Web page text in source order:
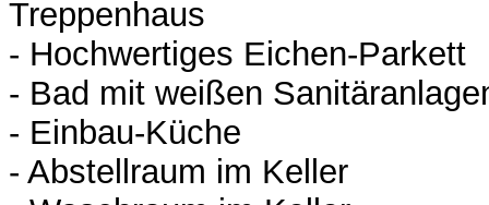
Treppenhaus
- Hochwertiges Eichen-Parkett
- Bad mit weißen
- Einbau-Küche
- Abstellraum im Keller